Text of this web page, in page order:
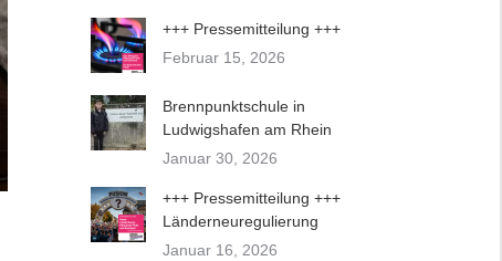
+++ Pressemitteilung +++
Februar 15, 2026
Brennpunktschule in
Ludwigshafen am Rhein
Januar 30, 2026
+++ Pressemitteilung +++
Länderneuregulierung
Januar 16, 2026